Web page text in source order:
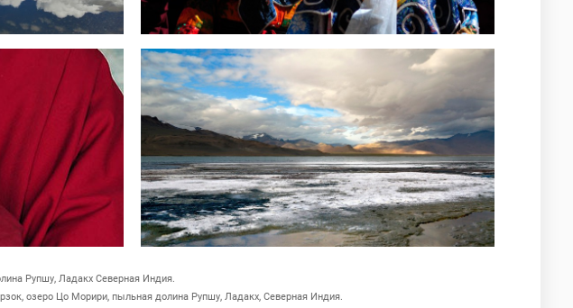
Рупшу, Ладакх Северная Индия.
озеро Цо Морири, пыльная долина Рупшу, Ладакх, Северная Индия.